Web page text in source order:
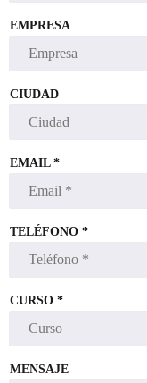
EMPRESA
CIUDAD
EMAIL *
TELÉFONO *
CURSO *
MENSAJE